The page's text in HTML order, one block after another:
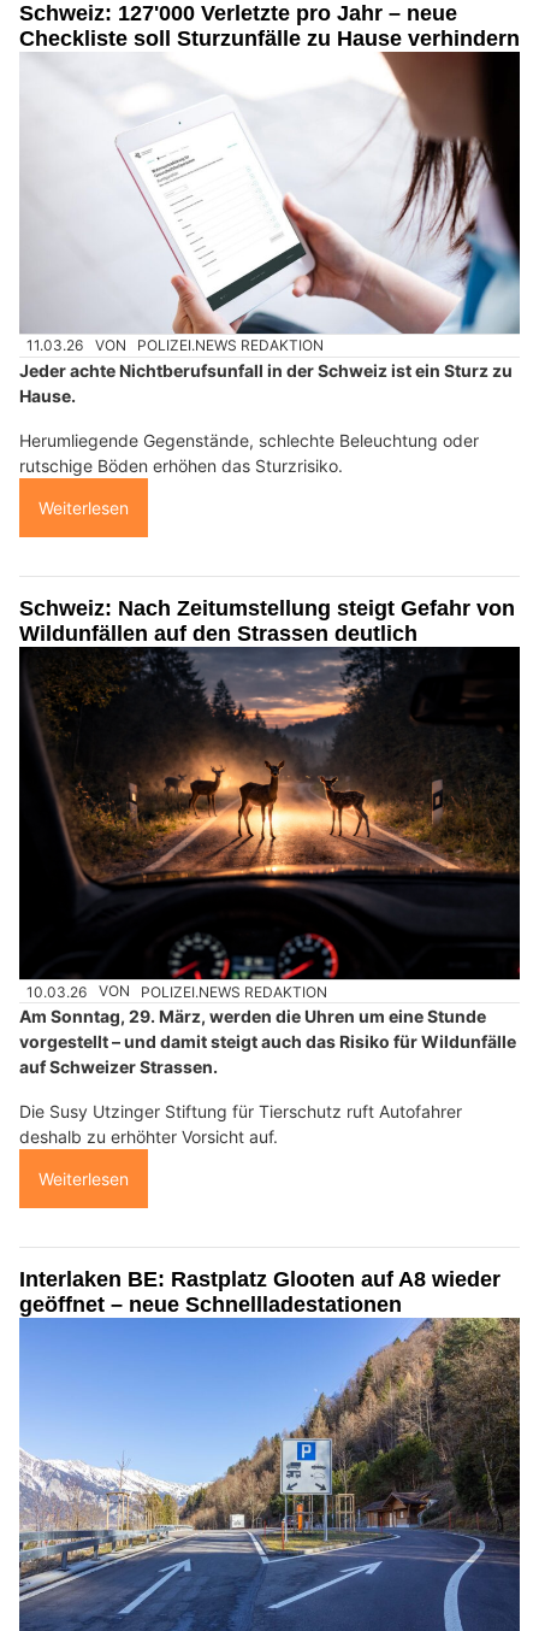
Schweiz: 127'000 Verletzte pro Jahr – neue
Checkliste soll Sturzunfälle zu Hause verhindern
11.03.26 VON POLIZEI.NEWS REDAKTION
Jeder achte Nichtberufsunfall in der Schweiz ist ein Sturz zu
Hause.
Herumliegende Gegenstände, schlechte Beleuchtung oder
rutschige Böden erhöhen das Sturzrisiko.
Weiterlesen
Schweiz: Nach Zeitumstellung steigt Gefahr von
Wildunfällen auf den Strassen deutlich
10.03.26 VON POLIZEI.NEWS REDAKTION
Am Sonntag, 29. März, werden die Uhren um eine Stunde
vorgestellt – und damit steigt auch das Risiko für Wildunfälle
auf Schweizer Strassen.
Die Susy Utzinger Stiftung für Tierschutz ruft Autofahrer
deshalb zu erhöhter Vorsicht auf.
Weiterlesen
Interlaken BE: Rastplatz Glooten auf A8 wieder
geöffnet – neue Schnellladestationen